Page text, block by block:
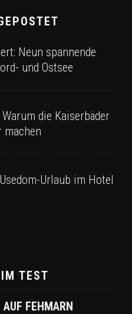
Neun spannende
und Ostsee
die Kaiserbäder
machen
Urlaub im Hotel
TEST
AUF FEHMARN